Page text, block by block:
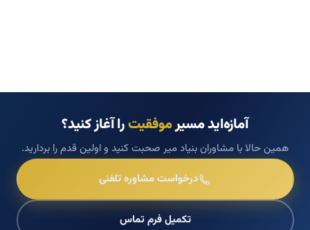
آمازه‌اید مسیرموفقیترا آغاز کنید؟
همین حالا با مشاوران بنیاد میر صحبت کنید و اولین قدم را بردارید.
درخواست مشاوره تلفنی
تکمیل فرم تماس